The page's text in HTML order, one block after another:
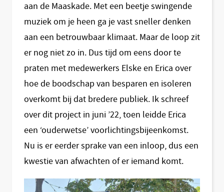
aan de Maaskade. Met een beetje swingende
muziek om je heen ga je vast sneller denken
aan een betrouwbaar klimaat. Maar de loop zit
er nog niet zo in. Dus tijd om eens door te
praten met medewerkers Elske en Erica over
hoe de boodschap van besparen en isoleren
overkomt bij dat bredere publiek. Ik schreef
over dit project in juni ’22, toen leidde Erica
een ‘ouderwetse’ voorlichtingsbijeenkomst.
Nu is er eerder sprake van een inloop, dus een
kwestie van afwachten of er iemand komt.